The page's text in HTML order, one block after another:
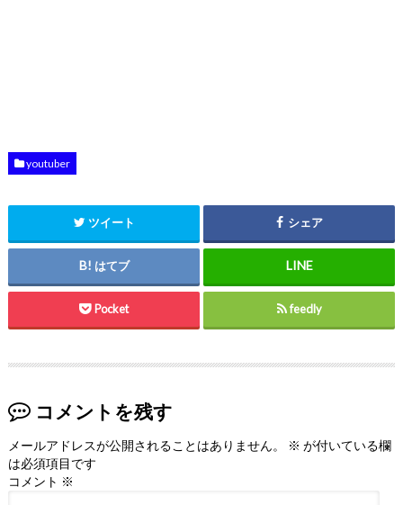
youtuber
ツイート シェア
はてブ
Pocket feedly
コメントを残す
メールアドレスが公開されることはありません。 ※ が付いている欄
は必須項目です
コメント ※